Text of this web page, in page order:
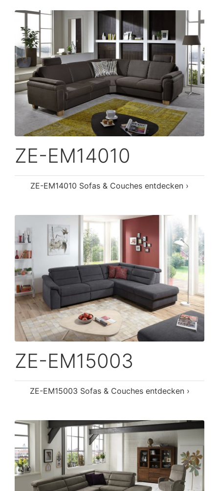
ZE-EM14010
ZE-EM14010 Sofas & Couches entdecken ›
ZE-EM15003
ZE-EM15003 Sofas & Couches entdecken ›